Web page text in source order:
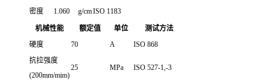
密度 1.060 g/cmISO 1183
机械性能 额定值 单位
测试方法
硬度
70 A
ISO 868
抗拉强度
(200mm/mim)
25 MPa ISO 527-1,-3